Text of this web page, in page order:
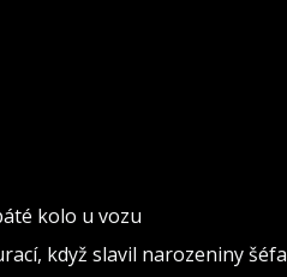
kolo u vozu
když slavil narozeniny šéfa